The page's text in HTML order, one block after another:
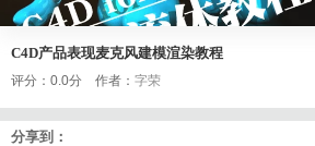
C4D产品表现麦克风建模渲染教程
评分：0.0分 作者： 字荣
分享到：